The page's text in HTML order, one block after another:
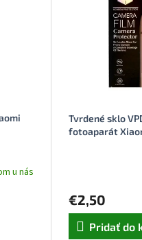
u nás
Tvrdené sklo
fotoaparát
€2,50
Pridať do